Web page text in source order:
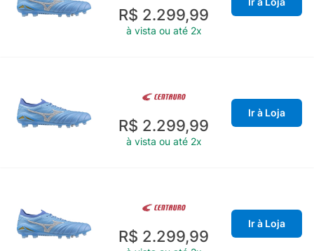
R$ 2.299,99
à vista ou até 2x
R$ 2.299,99
à vista ou até 2x
Ir à Loja
R$ 2.299,99
Ir à Loja